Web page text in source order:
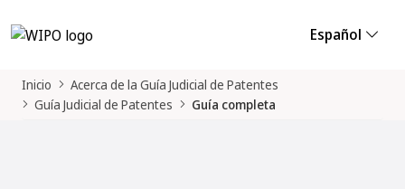
Español
Inicio
Acerca de la Guía Judicial de Patentes
Guía Judicial de Patentes
Guía completa